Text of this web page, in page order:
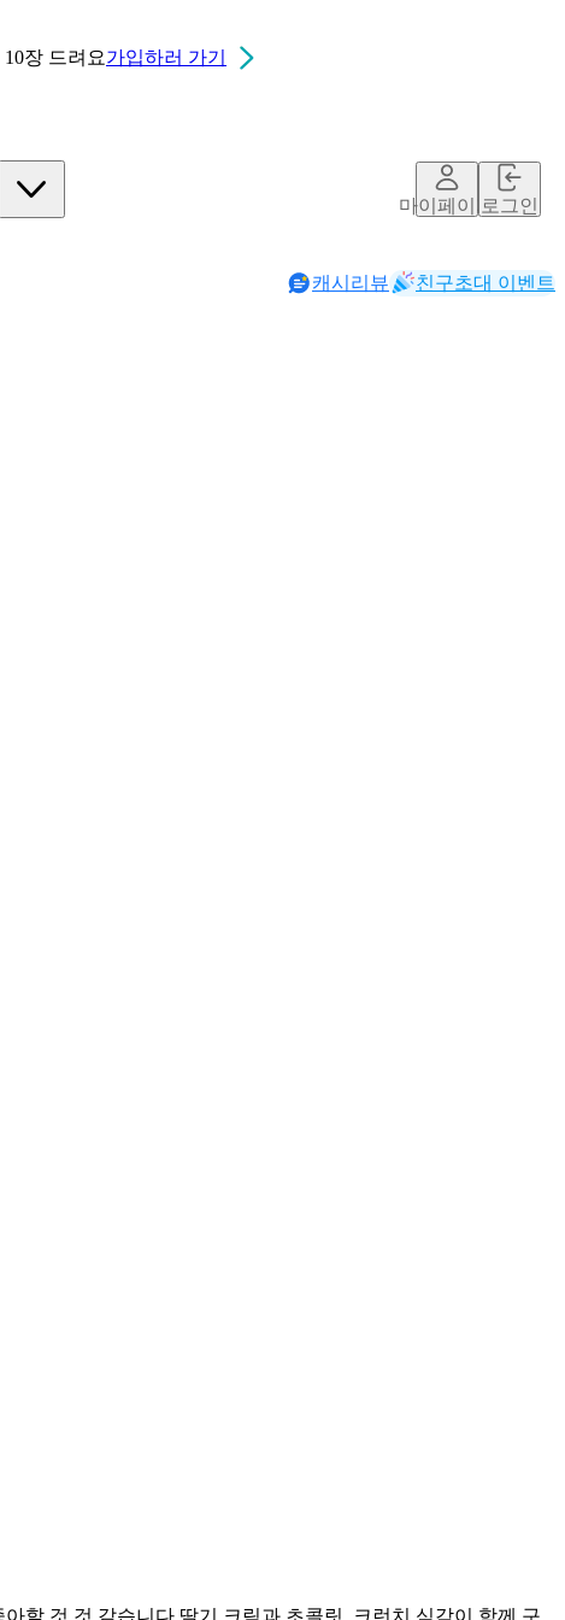
10장 드려요가입하러 가기
마이페이지로그인
캐시리뷰 친구초대 이벤트
할 것 것 같습니다 딸기 크림과 초콜릿, 크런치 식감이 함께 구